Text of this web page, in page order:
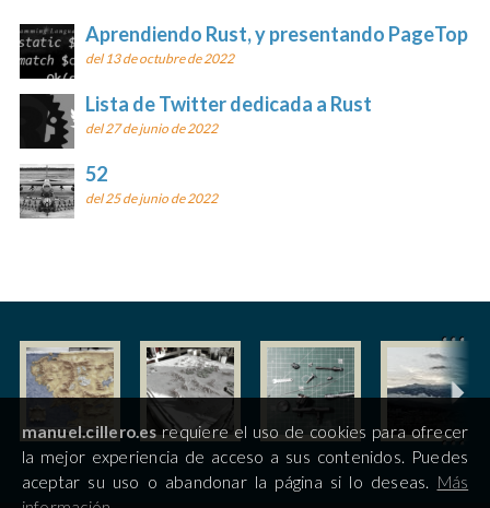
Aprendiendo Rust, y presentando PageTop
del 13 de octubre de 2022
Lista de Twitter dedicada a Rust
del 27 de junio de 2022
52
del 25 de junio de 2022
manuel.cillero.esrequiere el uso de cookies para ofrecer
la mejor experiencia de acceso a sus contenidos. Puedes
aceptar su uso o abandonar la página si lo deseas. Más